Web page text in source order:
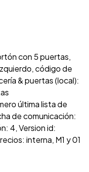
con 5 puertas,
código de
& puertas (local):
última lista de
de comunicación:
4, Version id:
interna, M1 y 01